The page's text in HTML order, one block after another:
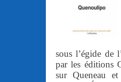
sous l’égide de
par les éditions
sur Queneau